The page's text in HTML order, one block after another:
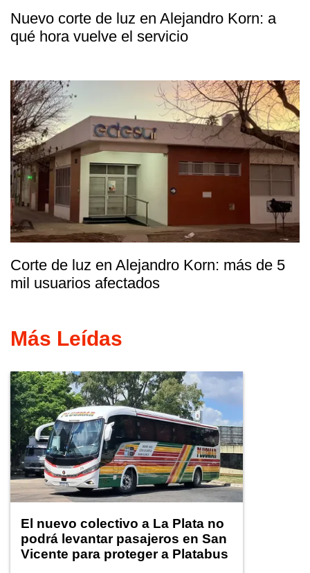
Nuevo corte de luz en Alejandro Korn: a
qué hora vuelve el servicio
Corte de luz en Alejandro Korn: más de 5
mil usuarios afectados
Más Leídas
El nuevo colectivo a La Plata no
podrá levantar pasajeros en San
Vicente para proteger a Platabus